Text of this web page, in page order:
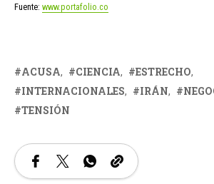
Fuente: www.portafolio.co
ACUSA CIENCIA
ESTRECHO
INTERNACIONALES
IRÁN
TENSIÓN